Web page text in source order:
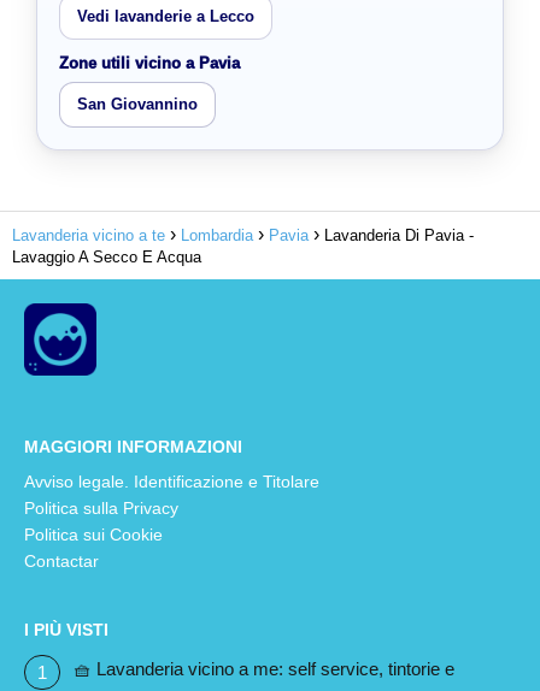
Vedi lavanderie a Lecco
Zone utili vicino a Pavia
San Giovannino
Lavanderia vicino a te Lombardia Pavia
Lavanderia Di Pavia -
Lavaggio A Secco E Acqua
MAGGIORI INFORMAZIONI
Avviso legale. Identificazione e Titolare
Politica sulla Privacy
Politica sui Cookie
Contactar
I PIÙ VISTI
🧺 Lavanderia vicino a me: self service, tintorie e